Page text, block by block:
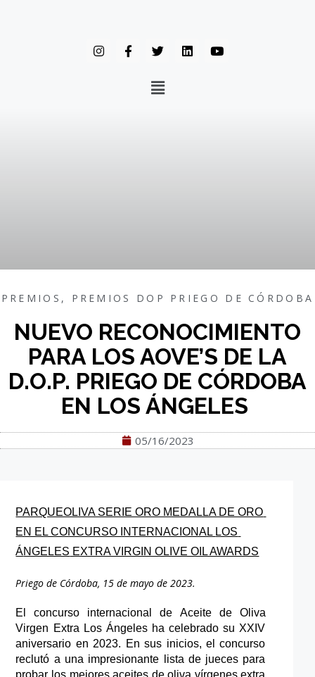
PREMIOS , PREMIOS DOP PRIEGO DE CÓRDOBA
NUEVO RECONOCIMIENTO
PARA LOS AOVE’S DE LA
D.O.P. PRIEGO DE CÓRDOBA
EN LOS ÁNGELES
05/16/2023
EN EL CONCURSO INTERNACIONAL LOS
ÁNGELES EXTRA VIRGIN OLIVE OIL AWARDS
Priego de Córdoba, 15 de mayo de 2023.
El concurso internacional de Aceite de O
Virgen Extra Los Ángeles ha celebrado su XXIV
aniversario en 2023. En sus inicios, el concurso
reclutó a una impresionante lista de jueces para
probar los mejores aceites de oliva vírgenes